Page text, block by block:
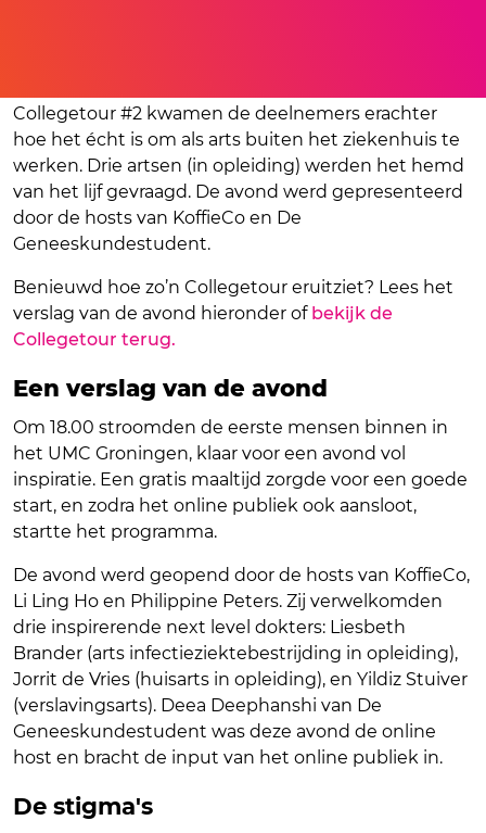
Collegetour #2 kwamen de deelnemers erachter
hoe het écht is om als arts buiten het ziekenhuis te
werken. Drie artsen (in opleiding) werden het hemd
van het lijf gevraagd. De avond werd gepresenteerd
door de hosts van KoffieCo en De
Geneeskundestudent.
Benieuwd hoe zo’n Collegetour eruitziet? Lees het
verslag van de avond hieronder of bekijk de
Collegetour terug.
Een verslag van de avond
Om 18.00 stroomden de eerste mensen binnen in
het UMC Groningen, klaar voor een avond vol
inspiratie. Een gratis maaltijd zorgde voor een goede
start, en zodra het online publiek ook aansloot,
startte het programma.
De avond werd geopend door de hosts van KoffieCo,
Li Ling Ho en Philippine Peters. Zij verwelkomden
drie inspirerende next level dokters: Liesbeth
Brander (arts infectieziektebestrijding in opleiding),
Jorrit de Vries (huisarts in opleiding), en Yildiz Stuiver
(verslavingsarts). Deea Deephanshi van De
Geneeskundestudent was deze avond de online
host en bracht de input van het online publiek in.
De stigma's